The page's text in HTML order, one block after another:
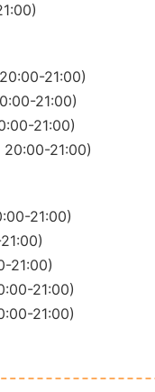
21:00)
21:00)
21:00)
20:00-21:00)
21:00)
21:00)
21:00)
21:00)